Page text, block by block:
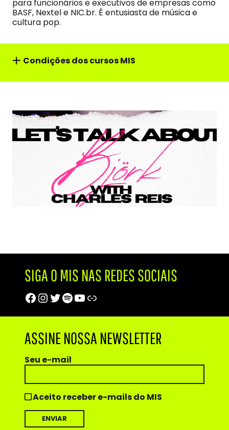
para funcionários e executivos de empresas como
BASF, Nextel e NIC.br. É entusiasta de música e
cultura pop.
Condições dos cursos MIS
SIGA O MIS NAS REDES SOCIAIS
Facebook
Instagram
Twitter
Spotify
Youtube
Trip Advisor
ASSINE NOSSA NEWSLETTER
Seu e-mail
Aceito receber e-mails do MIS